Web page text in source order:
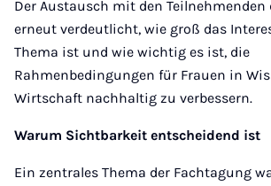
Der Austausch mit den Teilnehmenden
erneut verdeutlicht, wie groß das
Thema ist und wie wichtig es ist, die
Rahmenbedingungen für Frauen in
Wirtschaft nachhaltig zu verbessern.
Warum Sichtbarkeit entscheidend ist
Ein zentrales Thema der Fachtagung